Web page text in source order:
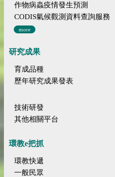
作物病蟲疫情發生預測
CODIS氣候觀測資料查詢服務
more
研究成果
育成品種
歷年研究成果發表
技術研發
其他相關平台
環教e把抓
環教快遞
一般民眾